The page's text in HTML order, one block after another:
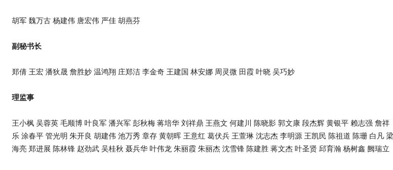
胡军 魏万古 杨建伟 唐宏伟 严佳 胡燕芬
副秘书长
郑倩 王宏 潘狄晟 詹胜妙 温鸿翔 庄郑洁 李金奇 王建国 林安娜 周灵微 田霞 叶晓 吴巧妙
理监事
王小枫 吴蓉英 毛顺博 叶良军 潘兴军 彭秋梅 蒋培华 刘祥鼎 王燕文 何建川 陈晓影 郭文康 段杰辉 黄银平 赖志强 詹
乐 涂春平 管光明 朱开良 胡建伟 池万秀 章存 黄朝晖 王意红 葛伏兵 王萱琳 沈志杰 李明源 王凯民 陈祖道 陈珊 白凡
海亮 郑进展 陈林锋 赵劲武 吴桂秋 聂兵华 叶伟龙 朱丽霞 朱丽杰 沈雪锋 陈建胜 蒋文杰 叶圣贤 邱育瀚 杨树鑫 阙瑞立